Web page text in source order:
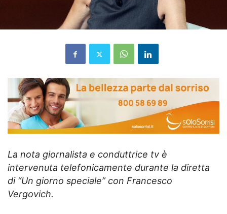
La nota giornalista e conduttrice tv è
intervenuta telefonicamente durante la diretta
di “Un giorno speciale” con Francesco
Vergovich.